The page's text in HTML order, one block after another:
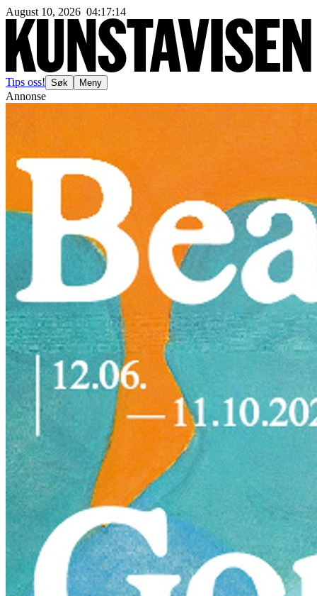
August 10, 2026 04:17:17
Tips oss! Søk Meny
Annonse